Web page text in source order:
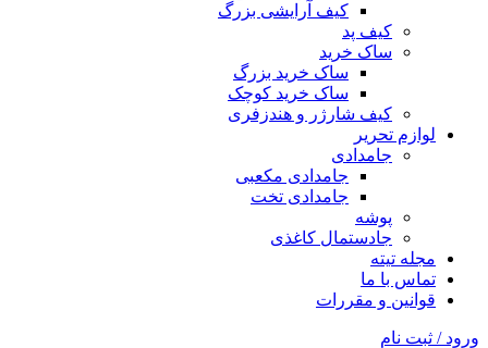
کیف آرایشی بزرگ
کیف پد
ساک خرید
ساک خرید بزرگ
ساک خرید کوچک
کیف شارژر و هندزفری
لوازم تحریر
جامدادی
جامدادی مکعبی
جامدادی تخت
پوشه
جادستمال کاغذی
مجله تیته
تماس با ما
قوانین و مقررات
ورود / ثبت نام